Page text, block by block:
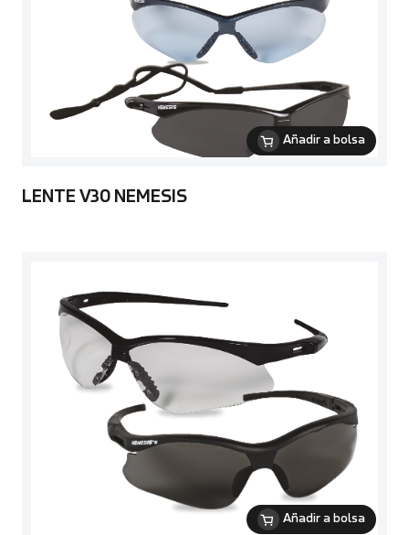
Añadir a bolsa
LENTE V30 NEMESIS
Añadir a bolsa